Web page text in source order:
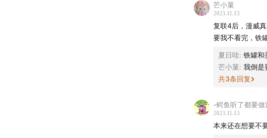
芒小菓
2023.11.13
复联4后，漫威
要我不看完，铁
夏日哇: 铁罐和
芒小菓: 我倒是
共3条回复
-鳄鱼听了都要做
2023.11.13
本来还在想要不